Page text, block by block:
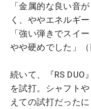
「金属的な良い音
く、ややエネルギ
「強い弾きでスイ
やや硬めでした」（
続いて、『RS DUO
を試打。シャフト
えての試打だった